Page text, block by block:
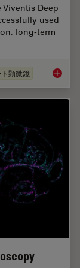
Deep
used
long-term
顕微鏡